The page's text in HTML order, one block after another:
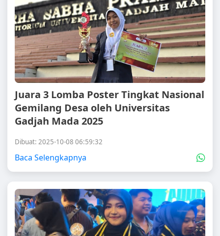
Juara 3 Lomba Poster Tingkat Nasional
Gemilang Desa oleh Universitas
Gadjah Mada 2025
Dibuat: 2025-10-08 06:59:32
Baca Selengkapnya